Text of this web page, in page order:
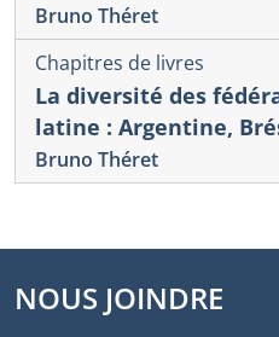
Bruno Théret
Chapitres de livres
La diversité des
latine : Argentine,
Bruno Théret
NOUS JOINDRE